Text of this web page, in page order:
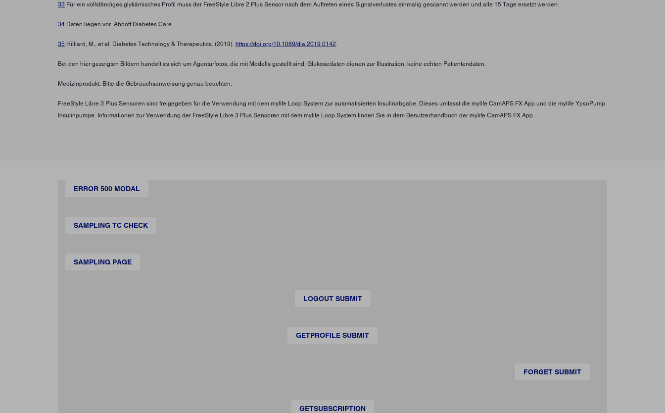
33 Für ein vollständiges glykämisches Profil muss der FreeStyle Libre 2 Plus Sensor nach dem Auftreten eines Signalverlustes einmalig gescannt werden und alle 15 Tage ersetzt werden.
34 Daten liegen vor. Abbott Diabetes Care.
35 Hilliard, M., et al. Diabetes Technology & Therapeutics. (2019). https://doi.org/10.1089/dia.2019.0142.
Bei den hier gezeigten Bildern handelt es sich um Agenturfotos, die mit Modells gestellt sind. Glukosedaten dienen zur Illustration, keine echten Patientendaten.
Medizinprodukt. Bitte die Gebrauchsanweisung genau beachten.
FreeStyle Libre 3 Plus Sensoren sind freigegeben für die Verwendung mit dem mylife Loop System zur automatisierten Insulinabgabe. Dieses umfasst die mylife CamAPS FX App und die mylife YpsoPump
Insulinpumpe. Informationen zur Verwendung der FreeStyle Libre 3 Plus Sensoren mit dem mylife Loop System finden Sie in dem Benutzerhandbuch der mylife CamAPS FX App.
ERROR 500 MODAL
SAMPLING TC CHECK
SAMPLING PAGE
LOGOUT SUBMIT
GETPROFILE SUBMIT
FORGET SUBMIT
GETSUBSCRIPTION